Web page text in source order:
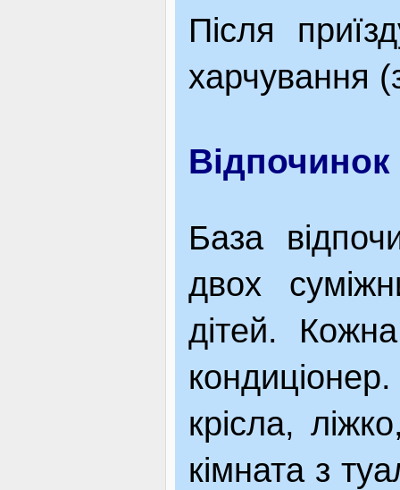
Після
харчування
База
двох
дітей.
крісла,
кімната з